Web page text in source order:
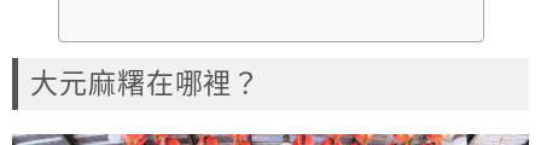
大元麻糬在哪裡？